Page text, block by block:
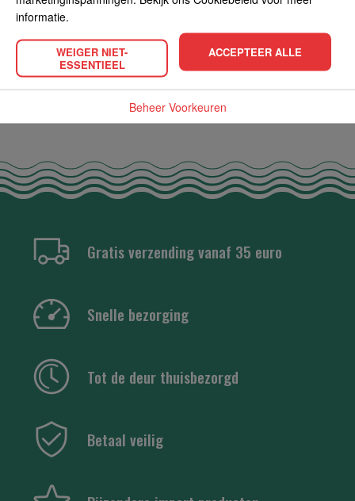
POPULAIRE PRODUCTEN
Gratis verzending vanaf 35 euro
Snelle bezorging
Tot de deur thuisbezorgd
Betaal veilig
informatie.
WEIGER NIET-
ESSENTIEEL
ACCEPTEER ALLE
Beheer Voorkeuren